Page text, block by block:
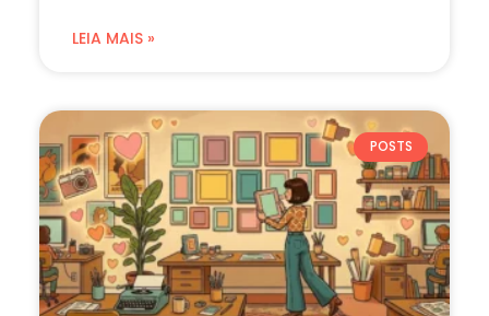
LEIA MAIS »
POSTS